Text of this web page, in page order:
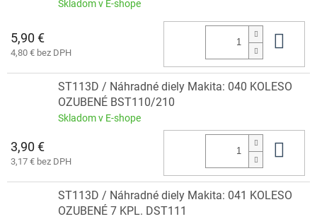
Skladom v E-shope
5,90 €
4,80 € bez DPH
ST113D / Náhradné diely Makita: 040 KOLESO
OZUBENÉ BST110/210
Skladom v E-shope
3,90 €
3,17 € bez DPH
ST113D / Náhradné diely Makita: 041 KOLESO
OZUBENÉ 7 KPL. DST111